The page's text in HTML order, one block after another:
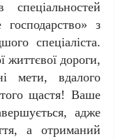
з
спеціаліста.
дороги,
мети, вдалого
щастя! Ваше
адже
а отриманий